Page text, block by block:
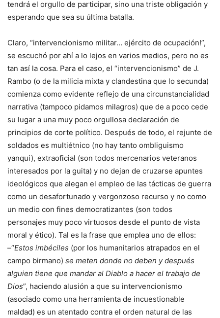
tendrá el orgullo de participar, sino una triste obligación y
esperando que sea su última batalla.
Claro, “intervencionismo militar… ejército de ocupación!”,
se escuchó por ahí a lo lejos en varios medios, pero no es
tan así la cosa. Para el caso, el “intervencionismo” de J.
Rambo (o de la milicia mixta y clandestina que lo secunda)
comienza como evidente reflejo de una circunstancialidad
narrativa (tampoco pidamos milagros) que de a poco cede
su lugar a una muy poco orgullosa declaración de
principios de corte político. Después de todo, el rejunte de
soldados es multiétnico (no hay tanto ombliguismo
yanqui), extraoficial (son todos mercenarios veteranos
interesados por la guita) y no dejan de cruzarse apuntes
ideológicos que alegan el empleo de las tácticas de guerra
como un desafortunado y vergonzoso recurso y no como
un medio con fines democratizantes (son todos
personajes muy poco virtuosos desde el punto de vista
moral y ético). Tal es la frase que emplea uno de ellos:
–“Estos imbéciles (por los humanitarios atrapados en el
campo birmano) se meten donde no deben y después
alguien tiene que mandar al Diablo a hacer el trabajo de
Dios”, haciendo alusión a que su intervencionismo
(asociado como una herramienta de incuestionable
maldad) es un atentado contra el orden natural de las